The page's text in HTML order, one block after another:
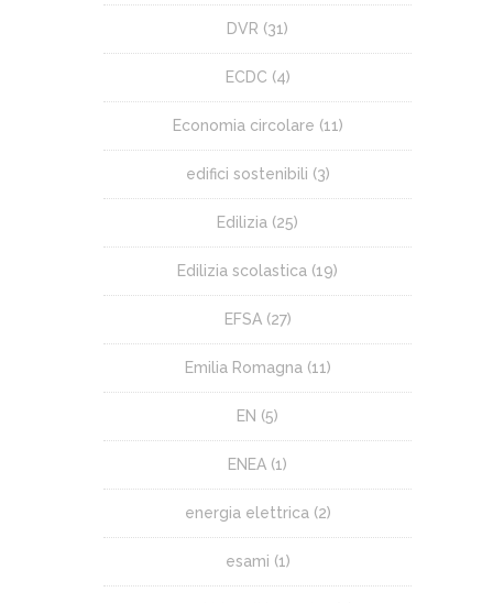
DVR (31)
ECDC (4)
Economia circolare (11)
edifici sostenibili (3)
Edilizia (25)
Edilizia scolastica (19)
EFSA(27)
Emilia Romagna (11)
EN (5)
ENEA (1)
energia elettrica (2)
esami (1)